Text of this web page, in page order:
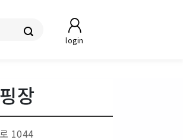
login
장
1044